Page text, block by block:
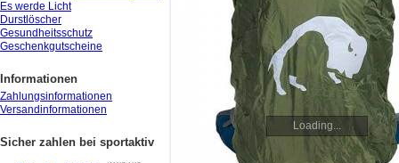
Loading...
Es werde Licht
Durstlöscher
Gesundheitsschutz
Geschenkgutscheine
Informationen
Zahlungsinformationen
Versandinformationen
Sicher zahlen bei sportaktiv